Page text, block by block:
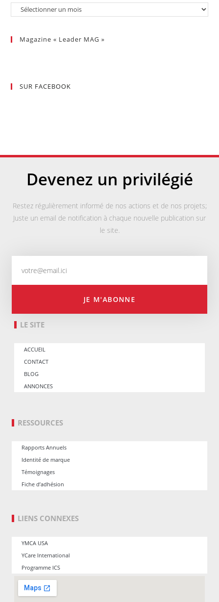
Magazine « Leader MAG »
SUR FACEBOOK
Devenez un privilégié
Restez régulièrement informé de nos actions et de nos projets;
Juste un email de notification à chaque nouvelle publication sur
le site.
JE M'ABONNE
LE SITE
ACCUEIL
CONTACT
BLOG
ANNONCES
RESSOURCES
Rapports Annuels
Identité de marque
Témoignages
Fiche d’adhésion
LIENS CONNEXES
YMCA USA
YCare International
Programme ICS